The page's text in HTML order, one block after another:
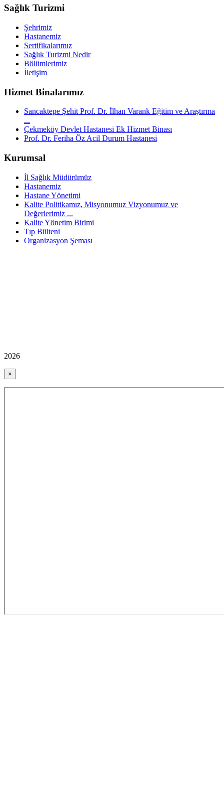
Sağlık Turizmi
Şehrimiz
Hastanemiz
Sertifikalarımız
Sağlık Turizmi Nedir
Bölümlerimiz
İletişim
Hizmet Binalarımız
Sancaktepe Şehit Prof. Dr. İlhan Varank Eğitim ve Araştırma
...
Çekmeköy Devlet Hastanesi Ek Hizmet Binası
Prof. Dr. Feriha Öz Acil Durum Hastanesi
Kurumsal
İl Sağlık Müdürümüz
Hastanemiz
Hastane Yönetimi
Kalite Politikamız, Misyonumuz Vizyonumuz ve
Değerlerimiz ...
Kalite Yönetim Birimi
Tıp Bülteni
Organizasyon Şeması
2026
×